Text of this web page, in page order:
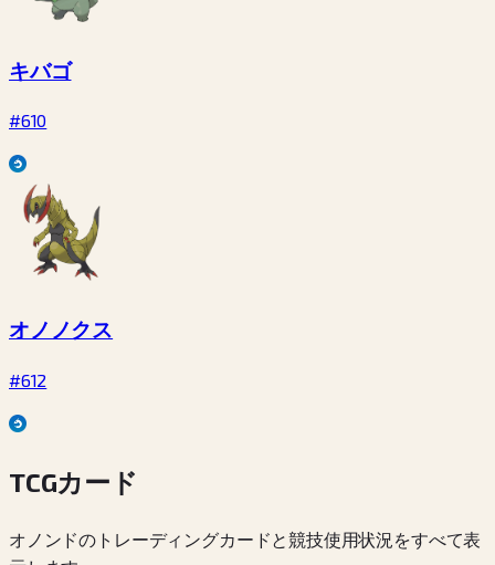
キバゴ
#610
オノノクス
#612
TCGカード
オノンドのトレーディングカードと競技使用状況をすべて表